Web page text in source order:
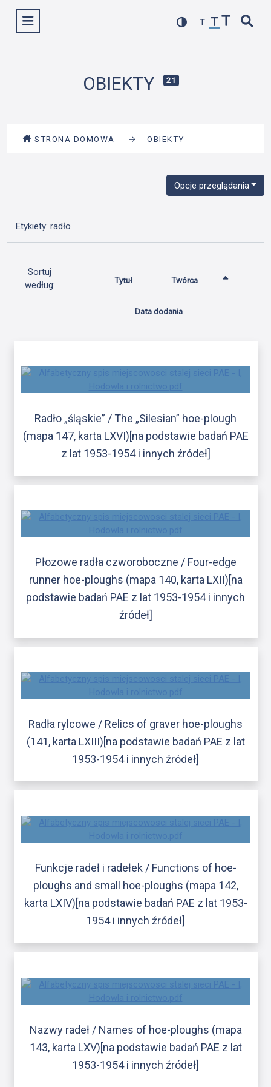
Wyświetl menu
OBIEKTY 21
STRONA DOMOWA → OBIEKTY
Opcje przeglądania
Etykiety: radło
Sortuj
według:
Tytuł Twórca
Data dodania
Radło „śląskie” / The „Silesian” hoe-plough
(mapa 147, karta LXVI)[na podstawie badań PAE
z lat 1953-1954 i innych źródeł]
Płozowe radła czworoboczne / Four-edge
runner hoe-ploughs (mapa 140, karta LXII)[na
podstawie badań PAE z lat 1953-1954 i innych
źródeł]
Radła rylcowe / Relics of graver hoe-ploughs
(141, karta LXIII)[na podstawie badań PAE z lat
1953-1954 i innych źródeł]
Funkcje radeł i radełek / Functions of hoe-
ploughs and small hoe-ploughs (mapa 142,
karta LXIV)[na podstawie badań PAE z lat 1953-
1954 i innych źródeł]
Nazwy radeł / Names of hoe-ploughs (mapa
143, karta LXV)[na podstawie badań PAE z lat
1953-1954 i innych źródeł]